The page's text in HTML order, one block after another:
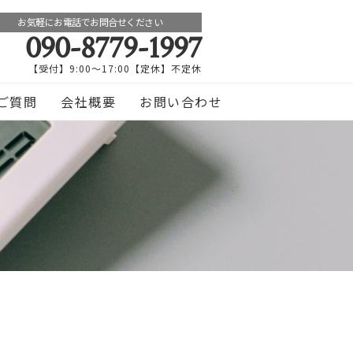
お気軽にお電話でお問合せください
090-8779-1997
【受付】9:00～17:00【定休】不定休
質問 会社概要 お問い合わせ